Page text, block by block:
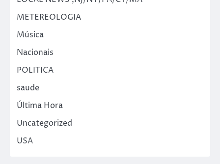
METEREOLOGIA
Música
Nacionais
POLITICA
saude
Última Hora
Uncategorized
USA